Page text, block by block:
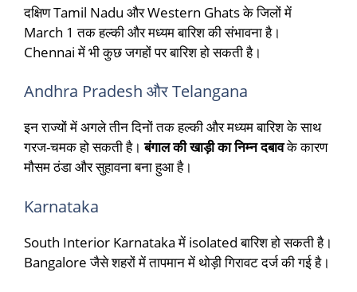
दक्षिण Tamil Nadu और Western Ghats के जिलों में
March 1 तक हल्की और मध्यम बारिश की संभावना है।
Chennai में भी कुछ जगहों पर बारिश हो सकती है।
Andhra Pradesh और Telangana
इन राज्यों में अगले तीन दिनों तक हल्की और मध्यम बारिश के साथ
गरज-चमक हो सकती है।बंगाल की खाड़ी का निम्न दबावके कारण
मौसम ठंडा और सुहावना बना हुआ है।
Karnataka
South Interior Karnataka में isolated बारिश हो सकती है।
Bangalore जैसे शहरों में तापमान में थोड़ी गिरावट दर्ज की गई है।